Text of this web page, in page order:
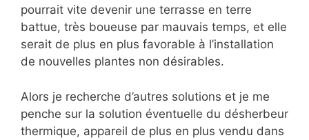
pourrait vite devenir une terrasse en terre
battue, très boueuse par mauvais temps, et elle
serait de plus en plus favorable à l’installation
de nouvelles plantes non désirables.
Alors je recherche d’autres solutions et je me
penche sur la solution éventuelle du désherbeur
thermique, appareil de plus en plus vendu dans